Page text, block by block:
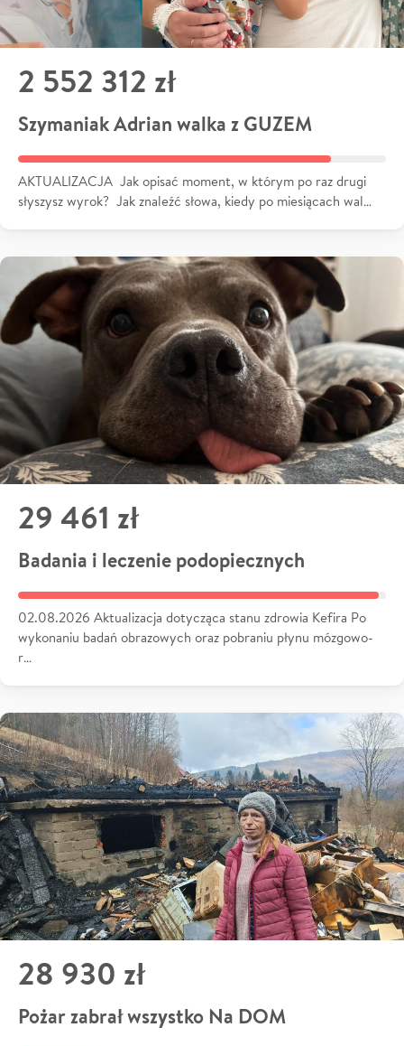
2 552 312 zł
Szymaniak Adrian walka z GUZEM
AKTUALIZACJA Jak opisać moment, w którym po raz drugi
słyszysz wyrok? Jak znaleźć słowa, kiedy po miesiącach wal…
29 461 zł
Badania i leczenie podopiecznych
02.08.2026 Aktualizacja dotycząca stanu zdrowia Kefira Po
wykonaniu badań obrazowych oraz pobraniu płynu mózgowo-
r…
28 930 zł
Pożar zabrał wszystko Na DOM